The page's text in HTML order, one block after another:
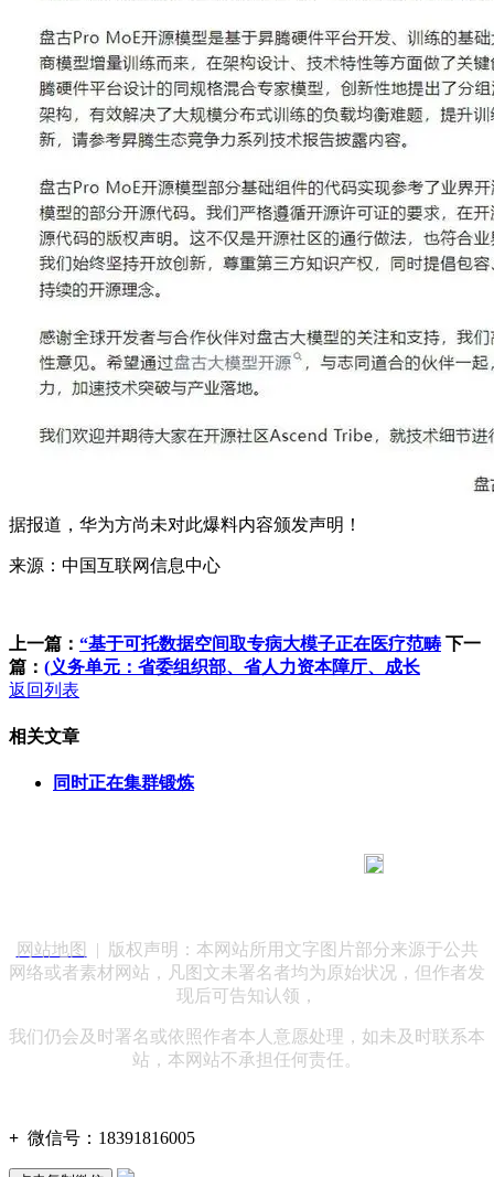
据报道，华为方尚未对此爆料内容颁发声明！
来源：中国互联网信息中心
上一篇： “基于可托数据空间取专病大模子正在医疗范畴 下一
篇： (义务单元：省委组织部、省人力资本障厅、成长
返回列表
相关文章
同时正在集群锻炼
网站地图
| 版权声明：本网站所用文字图片部分来源于公共
网络或者素材网站，凡图文未署名者均为原始状况，但作者发
现后可告知认领，
我们仍会及时署名或依照作者本人意愿处理，如未及时联系本
站，本网站不承担任何责任。
+ 微信号： 18391816005